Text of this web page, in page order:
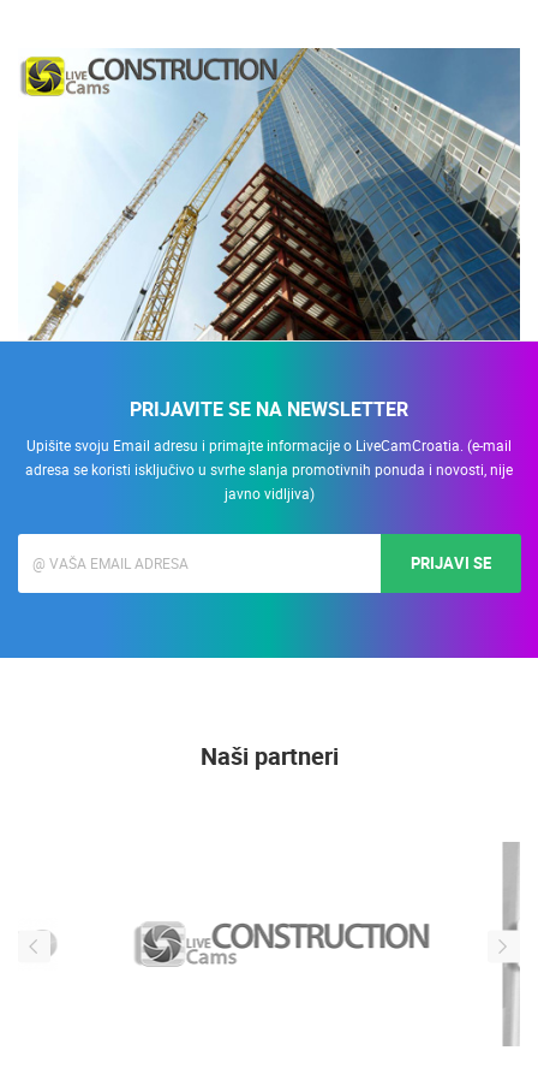
PRIJAVITE SE NA NEWSLETTER
Upišite svoju Email adresu i primajte informacije o LiveCamCroatia. (e-mail
adresa se koristi isključivo u svrhe slanja promotivnih ponuda i novosti, nije
javno vidljiva)
PRIJAVI SE
Naši partneri